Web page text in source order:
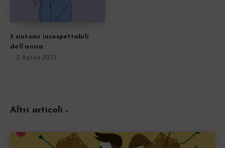
5 sintomi insospettabili
dell’ansia
3 Aprile 2023
Altri articoli